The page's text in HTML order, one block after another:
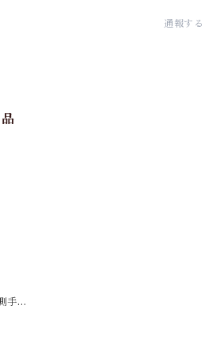
通報する
手す
オ